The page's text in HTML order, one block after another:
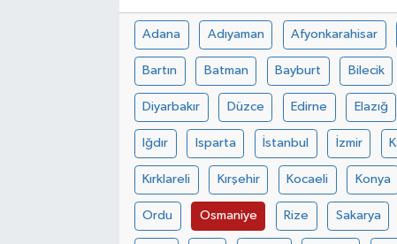
Adana Adıyaman Afyonkarahisar
Bartın Batman Bayburt Bilecik
Diyarbakır Düzce Edirne Elazığ
Iğdır Isparta İstanbul İzmir
Kırklareli Kırşehir Kocaeli Konya
Ordu Osmaniye Rize Sakarya